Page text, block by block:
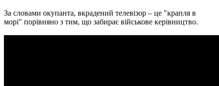
За словами окупанта, вкрадений телевізор – це "крапля в
морі" порівняно з тим, що забирає військове керівництво.